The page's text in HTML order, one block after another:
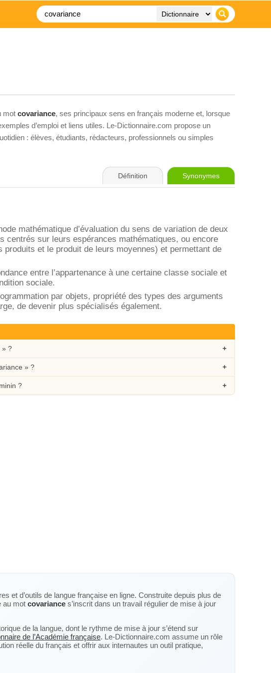
mot covariance, ses principaux sens en français moderne et, lorsque
d’emploi et liens utiles. Le-Dictionnaire.com propose un
: élèves, étudiants, rédacteurs, professionnels ou simples
Définition Synonymes
mathématique d’évaluation du sens de variation de deux
centrés sur leurs espérances mathématiques, ou encore
produits et le produit de leurs moyennes) et permettant de
entre l’appartenance à une certaine classe sociale et
sociale.
par objets, propriété des types des arguments
de devenir plus spécialisés également.
» ?
» ?
?
et d’outils de langue française en ligne. Construite depuis plus de
au mot covariance s’inscrit dans un travail régulier de mise à jour
de la langue, dont le rythme de mise à jour s’étend sur
de l’Académie française. Le-Dictionnaire.com assume un rôle
réelle du français et offrir aux internautes un outil pratique,